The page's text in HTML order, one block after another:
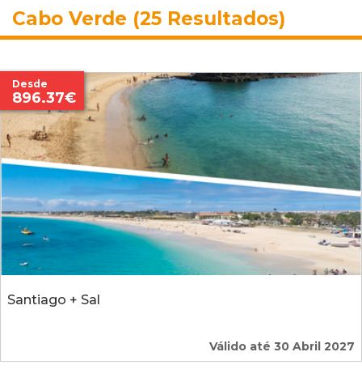
Cabo Verde (25 Resultados)
Santiago + Sal
Desde
896.37€
Válido até 30 Abril 2027